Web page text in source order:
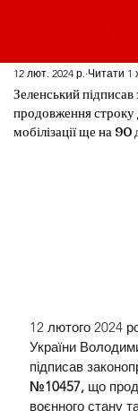
Зеленський
продовження строку
мобілізації ще на 90
12 лют. 2024 р. Читати 1
12 лютого 2024
України
підписав
№10457, що
воєнного стану